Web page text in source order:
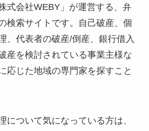
式会社WEBY」が運営する、弁
検索サイトです。自己破産、個
、代表者の破産/倒産、銀行借入
産を検討されている事業主様な
応じた地域の専門家を探すこと
について気になっている方は、